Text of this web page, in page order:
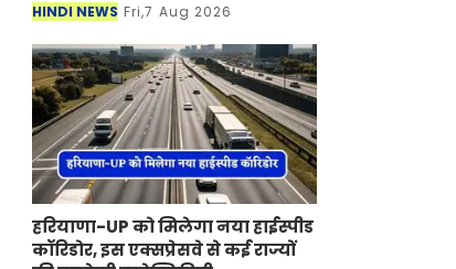
HINDI NEWS Fri,7 Aug 2026
हरियाणा-UP को मिलेगा नया हाईस्पीड
कॉरिडोर, इस एक्सप्रेसवे से कई राज्यों